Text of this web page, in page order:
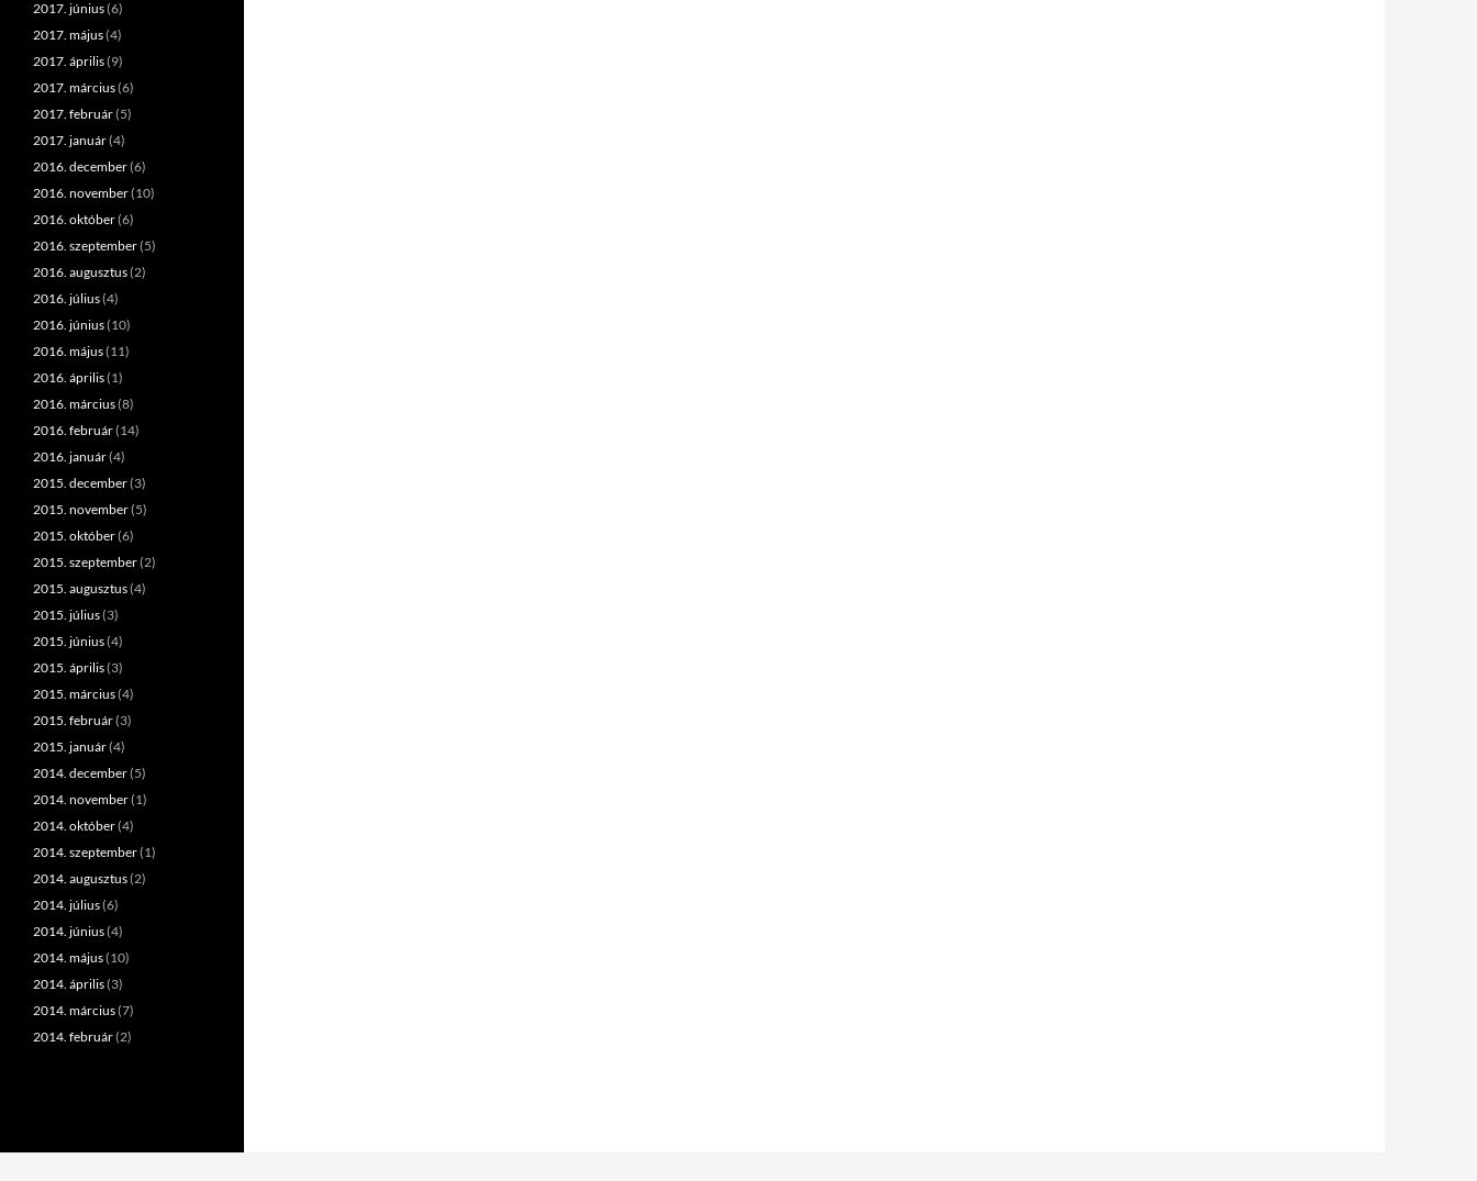
2017. június(6)
2017. május(4)
2017. április(9)
2017. március(6)
2017. február(5)
2017. január(4)
2016. december(6)
2016. november(10)
2016. október(6)
2016. szeptember(5)
2016. augusztus(2)
2016. július(4)
2016. június(10)
2016. május(11)
2016. április(1)
2016. március(8)
2016. február(14)
2016. január(4)
2015. december(3)
2015. november(5)
2015. október(6)
2015. szeptember(2)
2015. augusztus(4)
2015. július(3)
2015. június(4)
2015. április(3)
2015. március(4)
2015. február(3)
2015. január(4)
2014. december(5)
2014. november(1)
2014. október(4)
2014. szeptember(1)
2014. augusztus(2)
2014. július(6)
2014. június(4)
2014. május(10)
2014. április(3)
2014. március(7)
2014. február(2)